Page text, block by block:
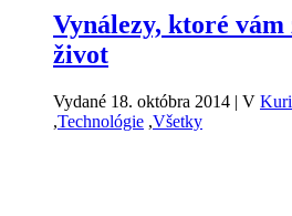
Vynálezy, ktoré vám
život
Vydané 18. októbra 2014 | V
,Technológie ,Všetky